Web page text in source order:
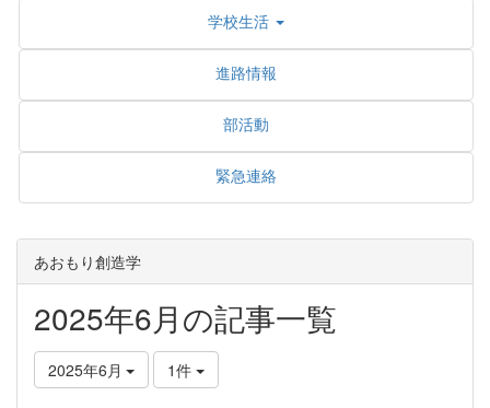
学校生活
進路情報
部活動
緊急連絡
あおもり創造学
2025年6月の記事一覧
2025年6月 1件